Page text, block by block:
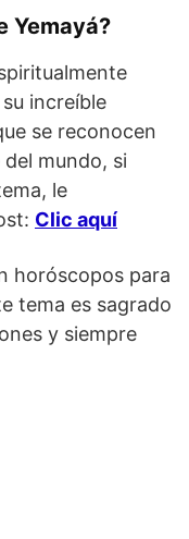
Yemayá?
increíble
se reconocen
mundo, si
le
Clic aquí
horóscopos para
tema es sagrado
y siempre